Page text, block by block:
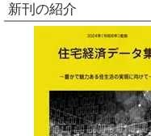
新刊の紹介